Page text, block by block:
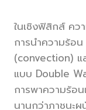
ในเชิงฟิสิกส์ คว
การนำความร้อ
(convection) แ
แบบ Double
การพาความร้อ
นานกว่าภาชนะ